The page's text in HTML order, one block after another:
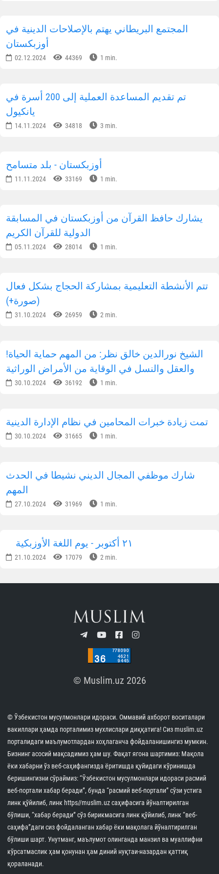
المجتمع البريطاني يهتم بالإصلاحات الدينية في
أوزبكستان
02.12.2024 44369 1 min.
تم تقديم المساعدة العملية إلى 200 أسرة في
يانكيول
14.11.2024 34818 3 min.
أوزبكستان - بلد متسامح
11.11.2024 33169 1 min.
يشارك حافظ القرآن من أوزبكستان في المسابقة
الدولية للقرآن الكريم
05.11.2024 28014 1 min.
تتم الأنشطة التعليمية بمشاركة الحجاج بشكل فعال
(صورة+)
31.10.2024 26959 2 min.
!الشيخ نورالدين خالق نظر: من المهم حماية الحياة
والعقل والنسل في الوقاية من الأمراض الوراثية
30.10.2024 36192 1 min.
تمت زيادة خبرات المحامين في نظام الإدارة الدينية
30.10.2024 31665 1 min.
شارك موظفي المجال الديني نشيطا في الحدث
المهم
27.10.2024 31969 1 min.
٢١ أكتوبر - يوم اللغة الأوزبكية
21.10.2024 17079 2 min.
© Muslim.uz 2026
© Ўзбекистон мусулмонлари идораси. Оммавий ахборот воситалари
вакиллари ҳамда порталимиз мухлислари диққатига! Сиз muslim.uz
порталидаги маълумотлардан хоҳлаганча фойдаланишингиз мумкин.
Бизнинг асосий мақсадимиз ҳам шу. Фақат ягона шартимиз: Мақола
ёки хабарни ўз веб-саҳифангизда ёритишда қуйидаги кўринишда
беришингизни сўраймиз: “Ўзбекистон мусулмонлари идораси расмий
веб-портали хабар беради”, бунда “расмий веб-портали” сўзи устига
линк қўйилиб, линк https//muslim.uz саҳифасига йўналтирилган
бўлиши, “хабар беради” сўз бирикмасига линк қўйилиб, линк “веб-
саҳифа”даги сиз фойдаланган хабар ёки мақолага йўналтирилган
бўлиши шарт. Унутманг, маълумот олинганда манзил ва муаллифни
кўрсатмаслик ҳам қонунан ҳам диний нуқтаи-назардан қаттиқ
қораланади.